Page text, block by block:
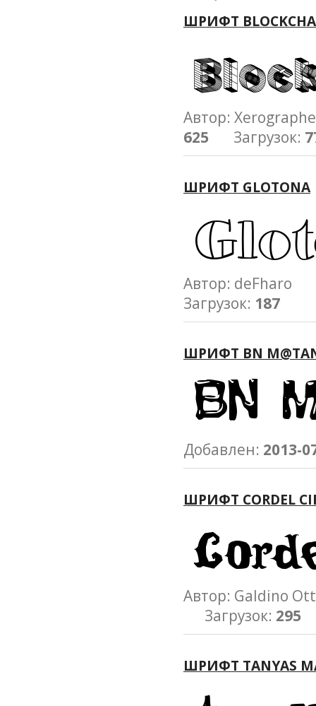
ШРИФТ
Автор:
625 Загрузок:
ШРИФТ GLOTONA
Автор: deFharo
Загрузок: 187
ШРИФТ BN
Добавлен: 2013-
ШРИФТ CORDEL
Автор: Galdino
Загрузок: 295
ШРИФТ TANYAS